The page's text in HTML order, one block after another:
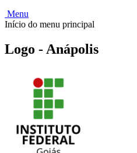
Menu
Início do menu principal
Logo - Anápolis